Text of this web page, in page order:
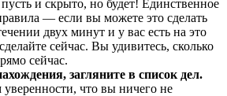
и скрыто, но будет! Единственное
— если вы можете это сделать
двух минут и у вас есть на это
сейчас. Вы удивитесь, сколько
сейчас.
загляните в список дел.
что вы ничего не